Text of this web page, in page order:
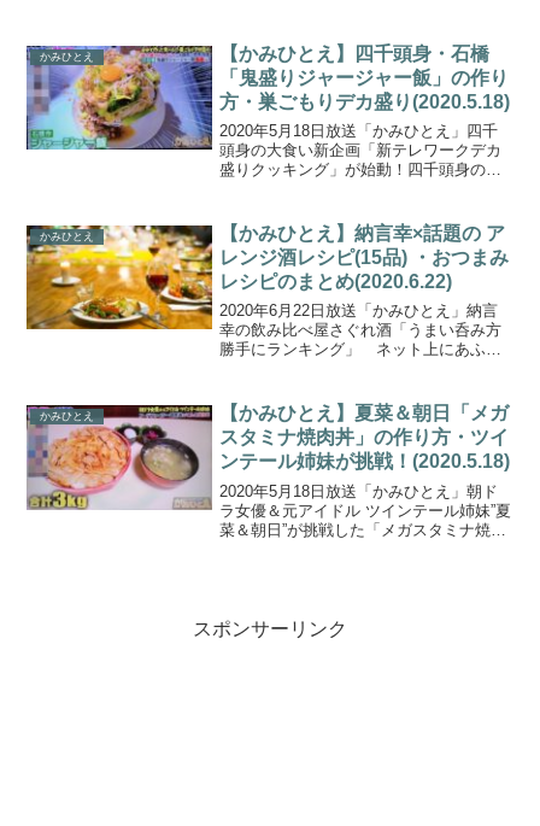
比べて勝手にランキング＆簡単おつまみ
作りに挑戦！こ...
かみひとえ
【かみひとえ】四千頭身・石橋
「鬼盛りジャージャー飯」の作り
方・巣ごもりデカ盛り(2020.5.18)
2020年5月18日放送「かみひとえ」四千
頭身の大食い新企画「新テレワークデカ
盛りクッキング」が始動！四千頭身のお
を作って食べる！！自宅で簡単に美味し
くする裏ワザ調理法を...
かみひとえ
【かみひとえ】納言幸×話題の ア
レンジ酒レシピ(15品) ・おつまみ
レシピのまとめ(2020.6.22)
2020年6月22日放送「かみひとえ」納言
幸の飲み比べ屋さぐれ酒「うまい呑み方
勝手にランキング」 ネット上にあふれ
中でどれが本当に美味しいのかわからな
いということ...
かみひとえ
【かみひとえ】夏菜＆朝日「メガ
スタミナ焼肉丼」の作り方・ツイ
ンテール姉妹が挑戦！(2020.5.18)
2020年5月18日放送「かみひとえ」朝ド
ラ女優＆元アイドル ツインテール姉妹”夏
菜＆朝日”が挑戦した「メガスタミナ焼肉
スポンサーリンク